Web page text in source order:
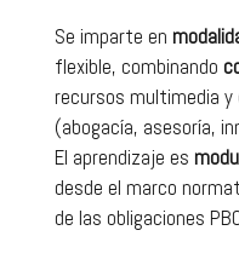
Se imparte en
flexible, combinando
recursos multimedia y
(abogacía, asesoría,
El aprendizaje es
desde el marco
de las obligaciones